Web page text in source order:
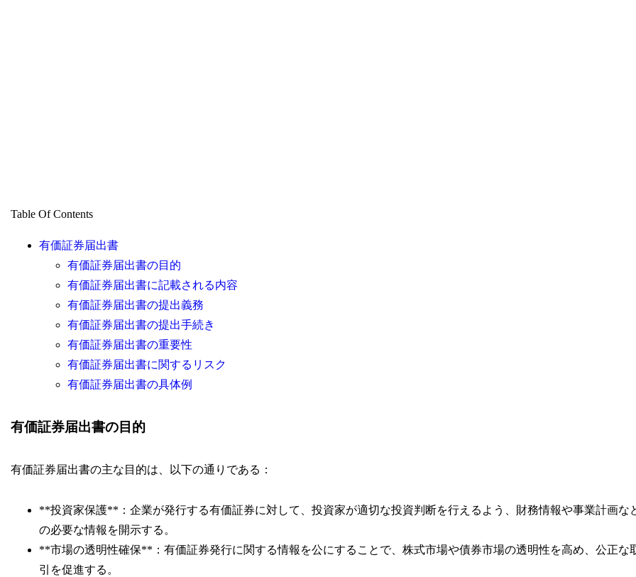
Table Of Contents
有価証券届出書
有価証券届出書の目的
有価証券届出書に記載される内容
有価証券届出書の提出義務
有価証券届出書の提出手続き
有価証券届出書の重要性
有価証券届出書に関するリスク
有価証券届出書の具体例
有価証券届出書の目的
有価証券届出書の主な目的は、以下の通りである：
**投資家保護**：企業が発行する有価証券に対して、投資家が適切な投資判断を行えるよう、財務情報や事業計画な
の必要な情報を開示する。
**市場の透明性確保**：有価証券発行に関する情報を公にすることで、株式市場や債券市場の透明性を高め、公正な
引を促進する。